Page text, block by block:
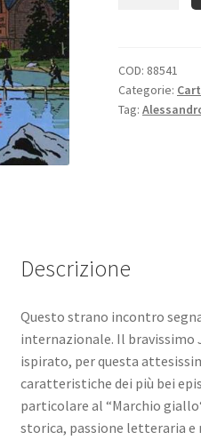
COD: 88541
Categorie:
Tag:
Descrizione
Questo strano incontro
internazionale. Il bravissimo
ispirato, per questa
caratteristiche dei più bei
particolare al “Marchio
storica, passione letteraria e